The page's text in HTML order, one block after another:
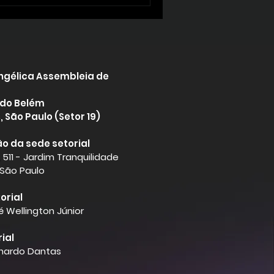
Assembleia de
Belém
São Paulo (Setor 19)
da sede setorial
- Jardim Tranquilidade
Paulo
Wellington Júnior
Dantas